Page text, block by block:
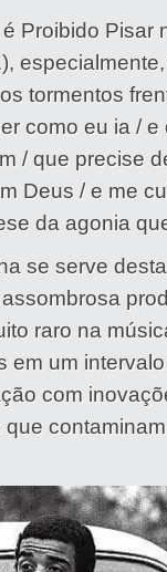
Proibido Pisar
tormentos
como eu ia / e
/ que precise
Deus / e me
da agonia
se serve
raro na
em um
com